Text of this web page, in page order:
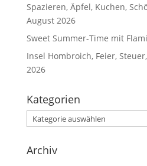
Spazieren, Äpfel, Kuchen,
August 2026
Sweet Summer-Time mit
Insel Hombroich, Feier,
2026
Kategorien
Kategorien
Archiv